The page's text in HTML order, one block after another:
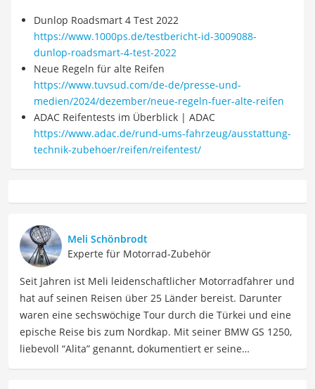
Dunlop Roadsmart 4 Test 2022
https://www.1000ps.de/testbericht-id-3009088-
dunlop-roadsmart-4-test-2022
Neue Regeln für alte Reifen
https://www.tuvsud.com/de-de/presse-und-
medien/2024/dezember/neue-regeln-fuer-alte-reifen
ADAC Reifentests im Überblick | ADAC
https://www.adac.de/rund-ums-fahrzeug/ausstattung-
technik-zubehoer/reifen/reifentest/
Meli Schönbrodt
Experte für Motorrad-Zubehör
Seit Jahren ist Meli leidenschaftlicher Motorradfahrer und
hat auf seinen Reisen über 25 Länder bereist. Darunter
waren eine sechswöchige Tour durch die Türkei und eine
epische Reise bis zum Nordkap. Mit seiner BMW GS 1250,
liebevoll “Alita” genannt, dokumentiert er seine